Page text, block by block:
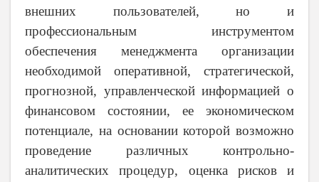
внешних пользователей, но и
профессиональным инструментом
обеспечения менеджмента организации
необходимой оперативной, стратегической,
прогнозной, управленческой информацией о
финансовом состоянии, ее экономическом
потенциале, на основании которой возможно
проведение различных контрольно-
аналитических процедур, оценка рисков и